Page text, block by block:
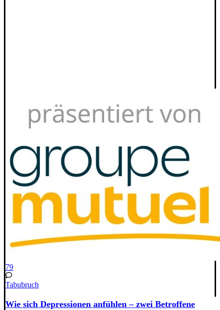
79
Tabubruch
Wie sich Depressionen anfühlen – zwei Betroffene